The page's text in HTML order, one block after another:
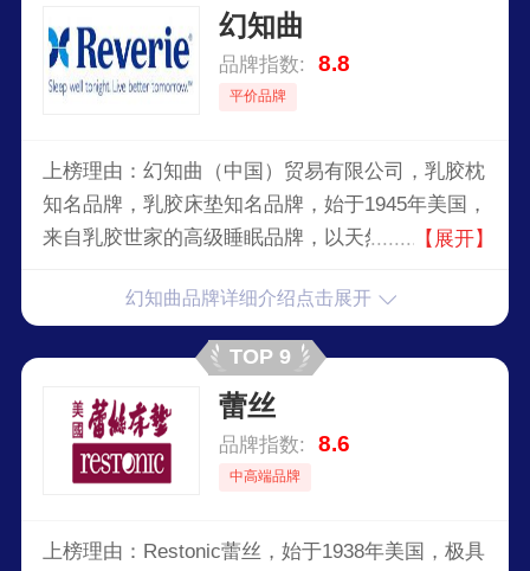
幻知曲
品牌指数: 8.8
平价品牌
上榜理由：幻知曲（中国）贸易有限公司，乳胶枕
知名品牌，乳胶床垫知名品牌，始于1945年美国，
来自乳胶世家的高级睡眠品牌，以天然、舒适、环
眠相关产品的公司。
【展开】
幻知曲品牌详细介绍点击展开
TOP 9
蕾丝
品牌指数: 8.6
中高端品牌
上榜理由：Restonic蕾丝，始于1938年美国，极具